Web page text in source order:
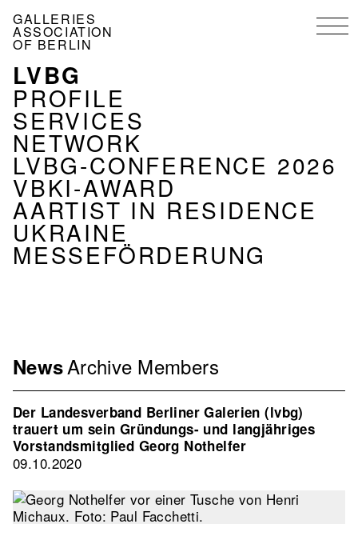
main
GALLERIES
ASSOCIATION
OF BERLIN
MENU
ASSOCIATION
EN
LVBG
PROFILE
SERVICES
NETWORK
LVBG-CONFERENCE 2026
VBKI-AWARD
AARTIST IN RESIDENCE
UKRAINE
MESSEFÖRDERUNG
Menu
Association
EN
2nd
Level
NewsArchive Members
Der Landesverband Berliner Galerien (lvbg)
trauert um sein Gründungs- und langjähriges
Vorstandsmitglied Georg Nothelfer
09.10.2020